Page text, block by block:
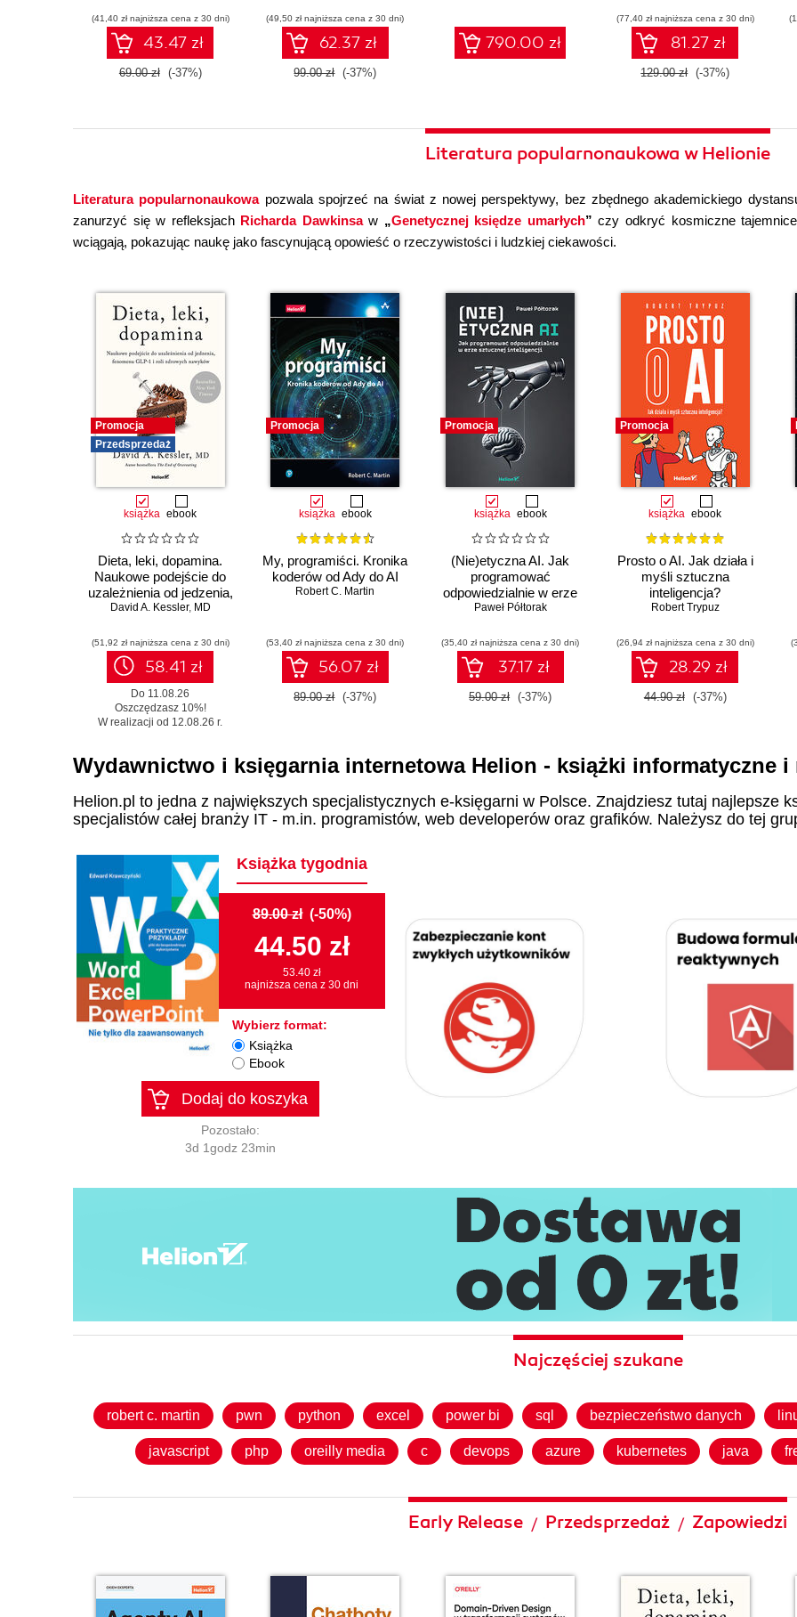
(41,40 zł najniższa cena z 30 dni)
43.47 zł
69.00 zł (-37%)
(49,50 zł najniższa cena z 30 dni)
62.37 zł
99.00 zł (-37%)
790.00 zł
(77,40 zł najniższa cena z 30 dni)
81.27 zł
129.00 zł (-37%)
Literatura popularnonaukowa w Helionie
Literatura popularnonaukowapozwala spojrzeć na świat z nowej perspektywy, bez zbędnego akademickiego
zanurzyć się w refleksjach Richarda Dawkinsaw „Genetycznej księdze umarłych” czy odkryć kosmiczne
wciągają, pokazując naukę jako fascynującą opowieść o rzeczywistości i ludzkiej ciekawości.
Promocja
Przedsprzedaż
książka ebook
Dieta, leki, dopamina.
Naukowe podejście do
uzależnienia od jedzenia,
fenomenu GLP-1 i roli
David A. Kessler, MD
(51,92 zł najniższa cena z 30 dni)
58.41 zł
Do 11.08.26
Oszczędzasz 10%!
W realizacji od 12.08.26 r.
Promocja
książka ebook
My, programiści. Kronika
koderów od Ady do AI
Robert C. Martin
(53,40 zł najniższa cena z 30 dni)
56.07 zł
89.00 zł (-37%)
Promocja
książka ebook
(Nie)etyczna AI. Jak
programować
odpowiedzialnie w erze
sztucznej inteligencji
Paweł Półtorak
(35,40 zł najniższa cena z 30 dni)
37.17 zł
59.00 zł (-37%)
Promocja
książka ebook
Prosto o AI. Jak działa i
myśli sztuczna
inteligencja?
Robert Trypuz
(26,94 zł najniższa cena z 30 dni)
28.29 zł
44.90 zł (-37%)
Wydawnictwo i księgarnia internetowa Helion - książki informatyczne
Helion.pl to jedna z największych specjalistycznych e-księgarni w Polsce. Znajdziesz tutaj najlepsze
specjalistów całej branży IT - m.in. programistów, web developerów oraz grafików. Należysz do tej
Książka tygodnia
89.00 zł (-50%)
44.50 zł
53.40 zł
najniższa cena z 30 dni
Wybierz format:
Książka
Ebook
Dodaj do koszyka
Pozostało:
3d 1godz 23min
Najczęściej szukane
robert c. martin pwn python excel power bi sql bezpieczeństwo danych
javascript php oreilly media c devops azure kubernetes java
Early Release / Przedsprzedaż / Zapowiedzi